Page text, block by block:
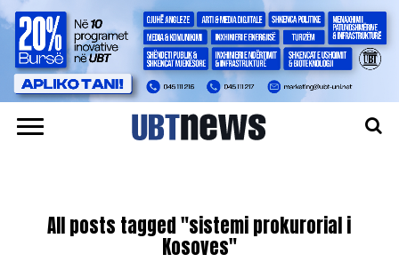
All posts tagged "sistemi prokurorial i
Kosoves"